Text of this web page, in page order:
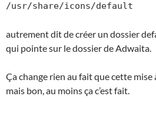
/usr/share/icons/default
autrement dit de créer un dossier
qui pointe sur le dossier de Adwaita.
Ça change rien au fait que cette mise
mais bon, au moins ça c’est fait.